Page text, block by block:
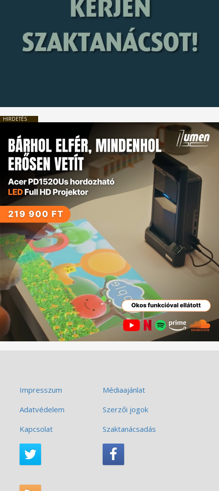
HIRDETÉS
Impresszum
Médiaajánlat
Adatvédelem
Szerzői jogok
Kapcsolat
Szaktanácsadás